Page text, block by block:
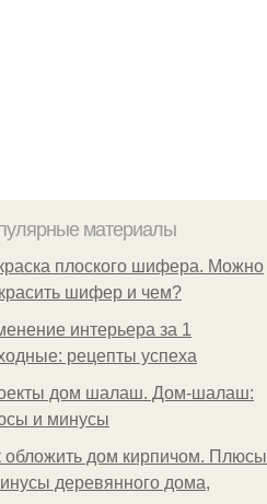
материалы
плоского шифера. Можно
шифер и чем?
интерьера за 1
рецепты успеха
дом шалаш. Дом-шалаш:
и минусы
обложить дом кирпичом. Плюсы
деревянного дома,